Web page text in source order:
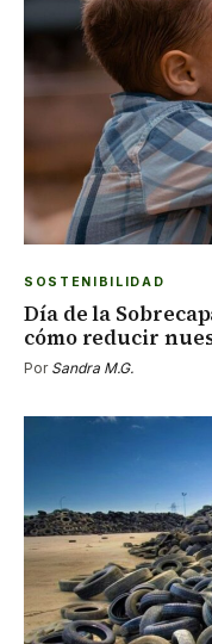
SOSTENIBILIDAD
Día de la
cómo reducir
Por Sandra M.G.